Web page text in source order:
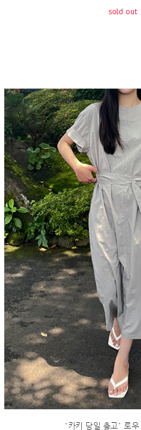
sold out
*카키 당일 출고* 로우